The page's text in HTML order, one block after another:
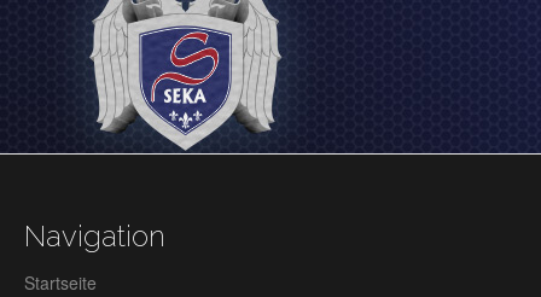
Navigation
Startseite